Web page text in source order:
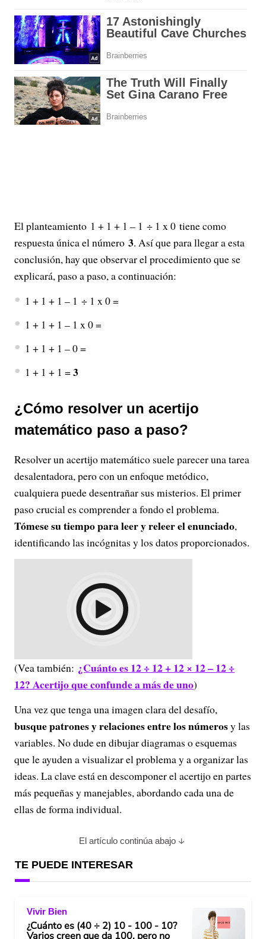
El planteamiento 1 + 1 + 1 – 1 ÷ 1 x 0 tiene como
respuesta única el número 3. Así que para llegar a esta
conclusión, hay que observar el procedimiento que se
explicará, paso a paso, a continuación:
1 + 1 + 1 – 1 ÷ 1 x 0 =
1 + 1 + 1 – 1 x 0 =
1 + 1 + 1 – 0 =
1 + 1 + 1 =3
¿Cómo resolver un acertijo
matemático paso a paso?
Resolver un acertijo matemático suele parecer una tarea
desalentadora, pero con un enfoque metódico,
cualquiera puede desentrañar sus misterios. El primer
paso crucial es comprender a fondo el problema.
Tómese su tiempo para leer y releer el enunciado,
identificando las incógnitas y los datos proporcionados.
(Vea también: ¿Cuánto es 12 ÷ 12 + 12 × 12 – 12 ÷
12? Acertijo que confunde a más de uno)
Una vez que tenga una imagen clara del desafío,
busque patrones y relaciones entre los númerosy las
variables. No dude en dibujar diagramas o esquemas
que le ayuden a visualizar el problema y a organizar las
ideas. La clave está en descomponer el acertijo en partes
más pequeñas y manejables, abordando cada una de
ellas de forma individual.
El artículo continúa abajo
TE PUEDE INTERESAR
Vivir Bien
¿Cuánto es (40 ÷ 2) 10 - 100 - 10?
Varios creen que da 100, pero no